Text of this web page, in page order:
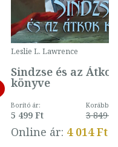
Leslie L. Lawrence
Sindzse és az Átkok
könyve
Borító ár:
5 499 Ft
Korábbi
3 849 Ft
Online ár: 4 014 Ft